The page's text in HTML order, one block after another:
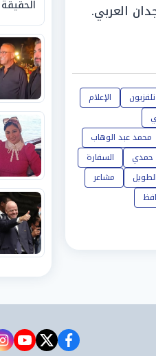
العربي.
تلفزيون
الإعلام
محمد عبد الوهاب
حمدي
السفارة
مشاعر
facebook
twitter